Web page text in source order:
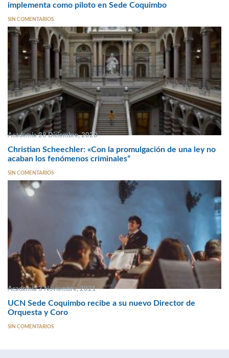
implementa como piloto en Sede Coquimbo
SIN COMENTARIOS
Academia 28 Diciembre, 2020
Christian Scheechler: «Con la promulgación de una ley no
acaban los fenómenos criminales”
SIN COMENTARIOS
Academia 3 Noviembre, 2021
UCN Sede Coquimbo recibe a su nuevo Director de
Orquesta y Coro
SIN COMENTARIOS